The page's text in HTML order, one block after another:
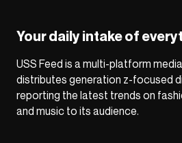
Your daily intake of
USS Feed is a multi-platform
distributes generation z-focused
reporting the latest trends on
and music to its audience.